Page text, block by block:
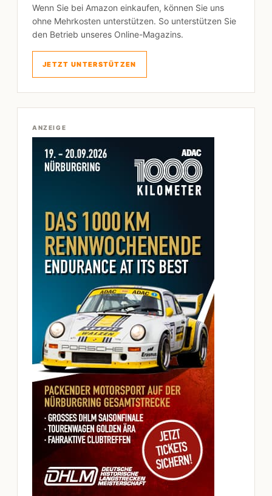
Wenn Sie bei Amazon einkaufen, können Sie uns
ohne Mehrkosten unterstützen. So unterstützen Sie
den Betrieb unseres Online-Magazins.
JETZT UNTERSTÜTZEN
ANZEIGE